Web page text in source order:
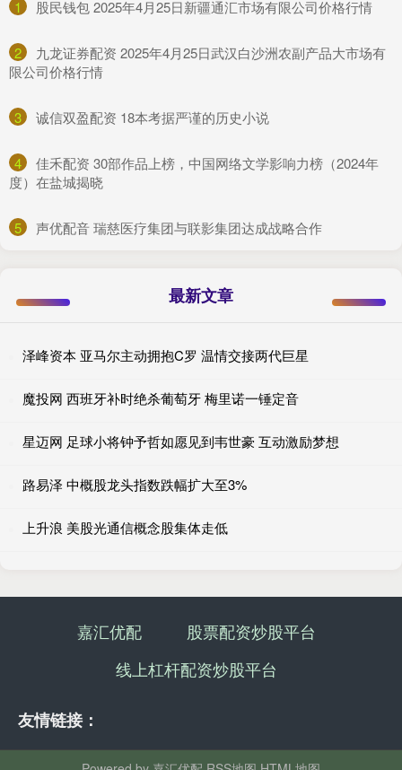
1 ​股民钱包 2025年4月25日新疆通汇市场有限公司价格行情
2
​九龙证券配资 2025年4月25日武汉白沙洲农副产品大市场有
限公司价格行情
3 ​诚信双盈配资 18本考据严谨的历史小说
4
​佳禾配资 30部作品上榜，中国网络文学影响力榜（2024年
度）在盐城揭晓
5 ​声优配音 瑞慈医疗集团与联影集团达成战略合作
最新文章
泽峰资本 亚马尔主动拥抱C罗 温情交接两代巨星
魔投网 西班牙补时绝杀葡萄牙 梅里诺一锤定音
星迈网 足球小将钟予哲如愿见到韦世豪 互动激励梦想
路易泽 中概股龙头指数跌幅扩大至3%
上升浪 美股光通信概念股集体走低
嘉汇优配
股票配资炒股平台
线上杠杆配资炒股平台
友情链接：